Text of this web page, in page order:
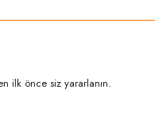
bulunuyor.
ilk önce siz yararlanın.